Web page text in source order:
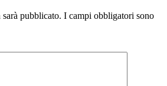
pubblicato. I campi obbligatori sono